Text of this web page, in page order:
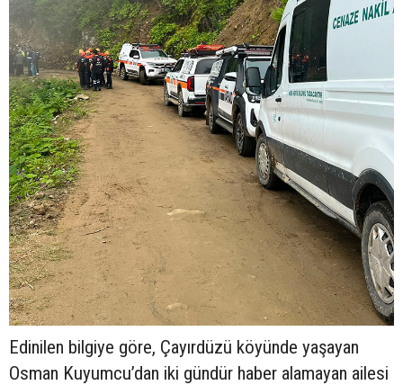
Edinilen bilgiye göre, Çayırdüzü köyünde yaşayan
Osman Kuyumcu’dan iki gündür haber alamayan ailesi